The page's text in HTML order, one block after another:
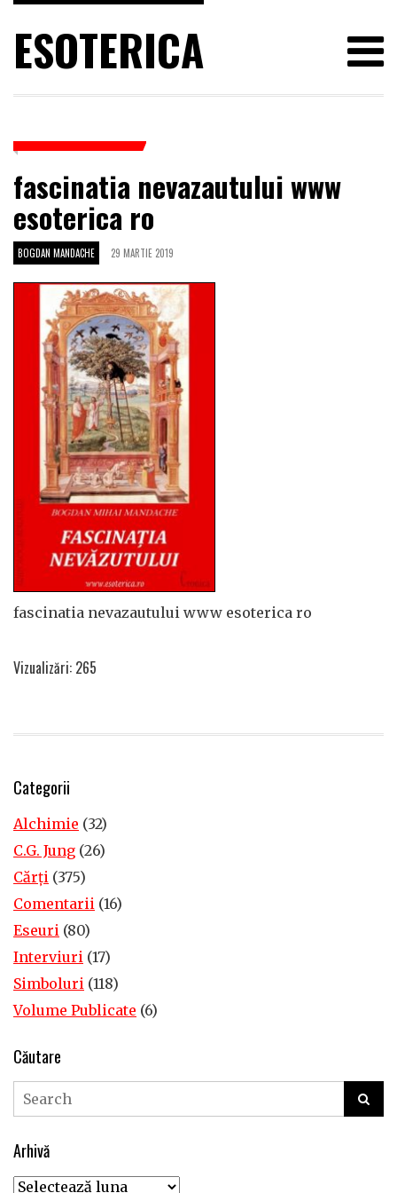
ESOTERICA
fascinatia nevazautului www
esoterica ro
BOGDAN MANDACHE 29 MARTIE 2019
fascinatia nevazautului www esoterica ro
Vizualizări: 265
Categorii
Alchimie (32)
C.G. Jung (26)
Cărţi (375)
Comentarii (16)
Eseuri (80)
Interviuri (17)
Simboluri (118)
Volume Publicate (6)
Căutare
Arhivă